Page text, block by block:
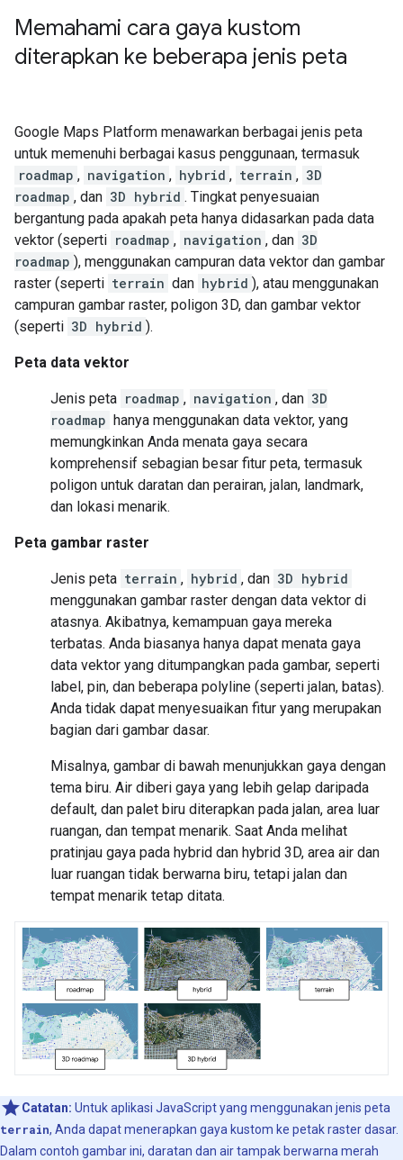
Memahami cara gaya kustom
diterapkan ke beberapa jenis peta
Google Maps Platform menawarkan berbagai jenis peta
untuk memenuhi berbagai kasus penggunaan, termasuk
roadmap , navigation , hybrid , terrain , 3D
roadmap , dan 3D hybrid . Tingkat penyesuaian
bergantung pada apakah peta hanya didasarkan pada data
vektor (seperti roadmap , navigation , dan 3D
roadmap ), menggunakan campuran data vektor dan gambar
raster (seperti terrain dan hybrid ), atau menggunakan
campuran gambar raster, poligon 3D, dan gambar vektor
(seperti 3D hybrid ).
Peta data vektor
Jenis peta roadmap , navigation , dan 3D
roadmap hanya menggunakan data vektor, yang
memungkinkan Anda menata gaya secara
komprehensif sebagian besar fitur peta, termasuk
poligon untuk daratan dan perairan, jalan, landmark,
dan lokasi menarik.
Peta gambar raster
Jenis peta terrain , hybrid , dan 3D hybrid
menggunakan gambar raster dengan data vektor di
atasnya. Akibatnya, kemampuan gaya mereka
terbatas. Anda biasanya hanya dapat menata gaya
data vektor yang ditumpangkan pada gambar, seperti
label, pin, dan beberapa polyline (seperti jalan, batas).
Anda tidak dapat menyesuaikan fitur yang merupakan
bagian dari gambar dasar.
Misalnya, gambar di bawah menunjukkan gaya dengan
tema biru. Air diberi gaya yang lebih gelap daripada
default, dan palet biru diterapkan pada jalan, area luar
ruangan, dan tempat menarik. Saat Anda melihat
pratinjau gaya pada hybrid dan hybrid 3D, area air dan
luar ruangan tidak berwarna biru, tetapi jalan dan
tempat menarik tetap ditata.
Catatan: Untuk aplikasi JavaScript yang menggunakan jenis peta
terrain, Anda dapat menerapkan gaya kustom ke petak raster dasar.
Dalam contoh gambar ini, daratan dan air tampak berwarna merah